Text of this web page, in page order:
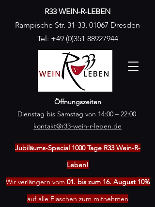
Öffnungszeiten
Dienstag bis Samstag von 14:00 – 22:00
kontakt@r33-wein-r-leben.de
R33 WEIN-R-LEBEN
Rampische Str. 31-33, 01067 Dresden
Tel: +49 (0)351 88927944
Jubiläums-Special 1000 Tage R33 Wein-R-
Leben!
Wir verlängern vom 01. bis zum 16. August 10%
auf alle Flaschen zum mitnehmen